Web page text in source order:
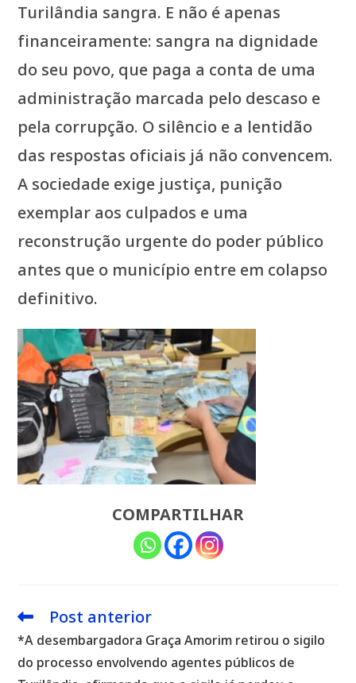
Turilândia sangra. E não é apenas
financeiramente: sangra na dignidade
do seu povo, que paga a conta de uma
administração marcada pelo descaso e
pela corrupção. O silêncio e a lentidão
das respostas oficiais já não convencem.
A sociedade exige justiça, punição
exemplar aos culpados e uma
reconstrução urgente do poder público
antes que o município entre em colapso
definitivo.
COMPARTILHAR
Leia
artigos
Post anterior
*A desembargadora Graça Amorim retirou o sigilo
do processo envolvendo agentes públicos de